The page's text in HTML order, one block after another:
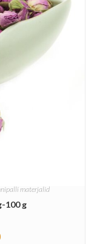
materjalid
100 g